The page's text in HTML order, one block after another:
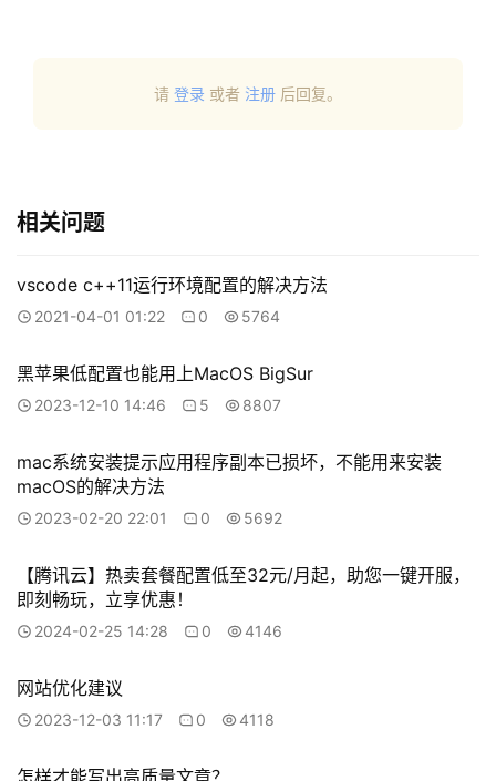
请 登录 或者 注册 后回复。
相关问题
vscode c++11运行环境配置的解决方法
2021-04-01 01:22 0 5764
黑苹果低配置也能用上MacOS BigSur
2023-12-10 14:46 5 8807
mac系统安装提示应用程序副本已损坏，不能用来安装
macOS的解决方法
2023-02-20 22:01 0 5692
【腾讯云】热卖套餐配置低至32元/月起，助您一键开服，
即刻畅玩，立享优惠！
2024-02-25 14:28 0 4146
网站优化建议
2023-12-03 11:17 0 4118
怎样才能写出高质量文章？